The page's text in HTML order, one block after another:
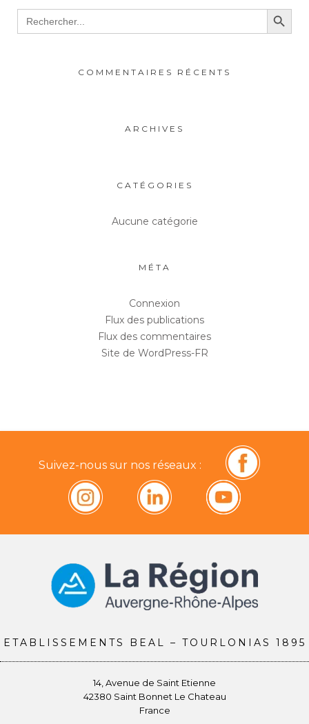
Search
for:
Search Button
COMMENTAIRES RÉCENTS
ARCHIVES
CATÉGORIES
Aucune catégorie
MÉTA
Connexion
Flux des publications
Flux des commentaires
Site de WordPress-FR
Suivez-nous sur nos réseaux :
ETABLISSEMENTS BEAL – TOURLONIAS 1895
14, Avenue de Saint Etienne
42380 Saint Bonnet Le Chateau
France